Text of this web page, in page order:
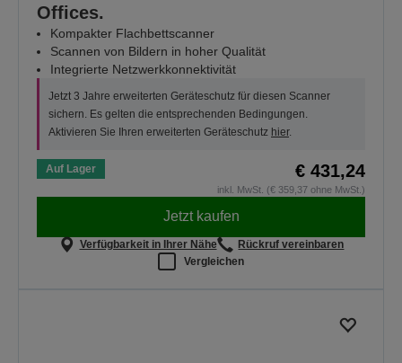
Offices.
Kompakter Flachbettscanner
Scannen von Bildern in hoher Qualität
Integrierte Netzwerkkonnektivität
Jetzt 3 Jahre erweiterten Geräteschutz für diesen Scanner
sichern. Es gelten die entsprechenden Bedingungen.
Aktivieren Sie Ihren erweiterten Geräteschutz hier.
Auf Lager € 431,24
inkl. MwSt. (€ 359,37 ohne MwSt.)
Jetzt kaufen
Verfügbarkeit in Ihrer Nähe
Rückruf vereinbaren
Vergleichen